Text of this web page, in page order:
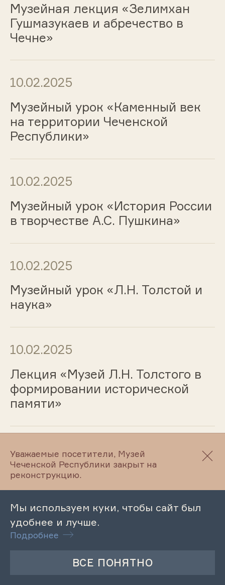
Музейная лекция «Зелимхан
Гушмазукаев и абречество в
Чечне»
10.02.2025
Музейный урок «Каменный век
на территории Чеченской
Республики»
10.02.2025
Музейный урок «История России
в творчестве А.С. Пушкина»
10.02.2025
Музейный урок «Л.Н. Толстой и
наука»
10.02.2025
Лекция «Музей Л.Н. Толстого в
формировании исторической
памяти»
10.02.2025
Лекция «Серия Город ветров
(Ичери Шехер) художника
Вагифа Зейидгулиева»
Лекция «Организация труда в
Уважаемые посетители, Музей
Чеченской Республики закрыт на
реконструкцию.
Мы используем куки, чтобы сайт был
удобнее и лучше.
Подробнее